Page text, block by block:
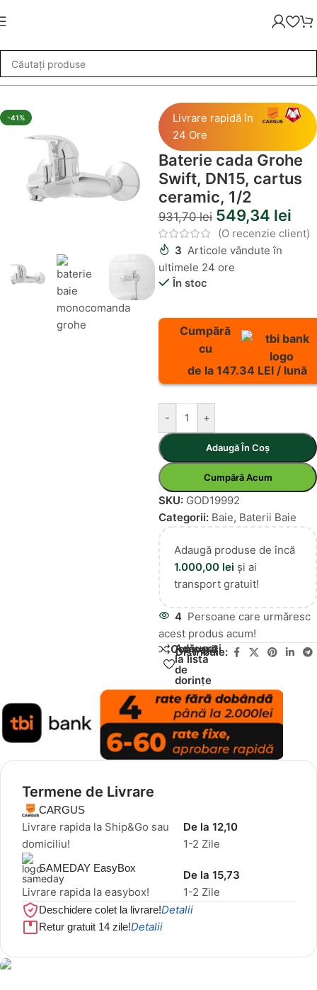
Baie»Baterie cada Grohe Swift, DN15, cartus ceramic, 1/2
-41%
Livrare rapidă în
24 Ore
Baterie cada Grohe
Swift, DN15, cartus
ceramic, 1/2
931,70lei 549,34 lei
(O recenzie client)
3 Articole vândute în
ultimele 24 ore
În stoc
Cumpără
cu
de la 147.34 LEI / lună
- +
Adaugă În Coș
Cumpără Acum
SKU: GOD19992
Categorii: Baie, Baterii Baie
Adaugă produse de încă
1.000,00 lei și ai
transport gratuit!
4 Persoane care urmăresc
acest produs acum!
Compară
Adăugați
la lista
de
dorințe
Distribuie:
Termene de Livrare
CARGUS
Livrare rapida la Ship&Go sau
domiciliu!
1-2 Zile
De la 12,10
SAMEDAY EasyBox
Livrare rapida la easybox! 1-2 Zile
De la 15,73
Deschidere colet la livrare!Detalii
Retur gratuit 14 zile!Detalii